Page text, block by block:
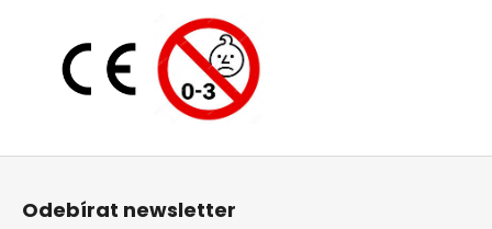
Z
Odebírat newsletter